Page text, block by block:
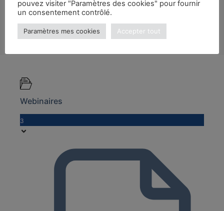
Webinaires
3
pouvez visiter "Paramètres des cookies" pour fournir
un consentement contrôlé.
Paramètres mes cookies Accepter tout